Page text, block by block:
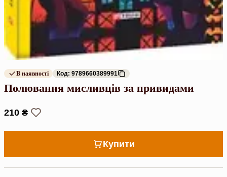
В наявності Код: 9789660389991
Полювання мисливців за привидами
210 ₴
Купити